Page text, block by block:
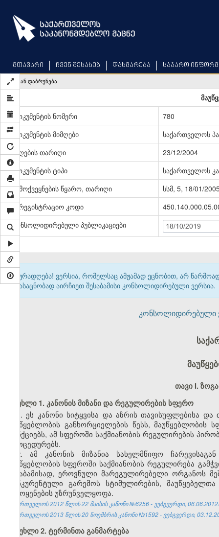
main
content
მთავარი ჩვენ შესახებ დახმარება საჯარო
უკან დაბრუნება
დოკუმენტის ნომერი
780
დოკუმენტის მიმღები
საქართველოს
მიღების თარიღი
23/12/2004
დოკუმენტის ტიპი
საქართველოს
გამოქვეყნების წყარო, თარიღი
სსმ, 5, 18/01/
სარეგისტრაციო კოდი
კონსოლიდირებული პუბლიკაციები
18/10/2019
ყურადღება! ვერსია, რომელსაც ამჟამად ეცნობით, არ
გასაცნობად აირჩიეთ შესაბამისი კონსოლიდირებული ვერსია.
კონსოლიდირებული
თავი I.
მუხლი 1. კანონის მიზანი და რეგულირების სფერო
1. ეს კანონი სიტყვისა და აზრის თავისუფლებისა და
მაუწყებლობის განხორციელების წესს,
ფუნქციებს, ამ სფეროში საქმიანობის რეგულირების
პროცედურებს.
2. ამ კანონის მიზანია სახელმწიფო
მაუწყებლობის სფეროში საქმიანობის რეგულირება
შესაბამისად, ეროვნული მარეგულირებელი ორგანოს
კონკურენტული გარემოს სტიმულირების,
გამოყენების უზრუნველყოფა.
საქართველოს 2012 წლის 22 მაისის კანონი №6256 - ვებგვერდი,
საქართველოს 2013 წლის 20 ნოემბრის კანონი №1592 - ვებგვერდი,
მუხლი 2. ტერმინთა განმარტება